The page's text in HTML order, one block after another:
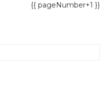
{{ pageNumber+1 }}